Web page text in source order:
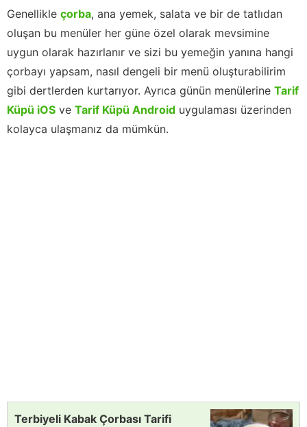
Genellikle çorba, ana yemek, salata ve bir de tatlıdan
oluşan bu menüler her güne özel olarak mevsimine
uygun olarak hazırlanır ve sizi bu yemeğin yanına hangi
çorbayı yapsam, nasıl dengeli bir menü oluşturabilirim
gibi dertlerden kurtarıyor. Ayrıca günün menülerine Tarif
Küpü iOS ve Tarif Küpü Android uygulaması üzerinden
kolayca ulaşmanız da mümkün.
Terbiyeli Kabak Çorbası Tarifi